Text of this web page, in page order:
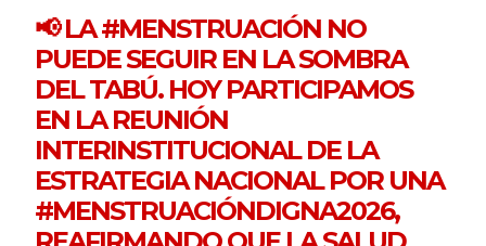
📢 LA#MENSTRUACIÓN NO
PUEDE SEGUIR EN LA SOMBRA
DEL TABÚ. HOY PARTICIPAMOS
EN LA REUNIÓN
INTERINSTITUCIONAL DE LA
ESTRATEGIA NACIONAL POR UNA
#MENSTRUACIÓNDIGNA2026,